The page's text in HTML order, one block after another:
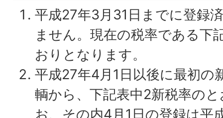
平成27年3月31日までに登録
ません。現在の税率である下
おりとなります。
平成27年4月1日以後に最初の
輌から、下記表中2新税率の
お、その内4月1日の登録は平